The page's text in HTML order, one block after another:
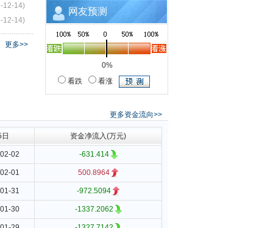
12-14)
12-14)
更多>>
网友预测
0%
看跌
看涨
更多资金流向>>
资金净流入(万元)
02 -631.414
01 500.8964
31 -972.5094
30 -1337.2062